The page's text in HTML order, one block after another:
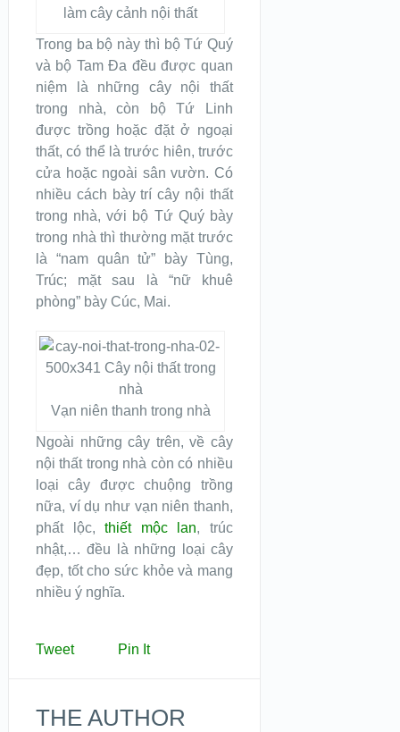
làm cây cảnh nội thất
Trong ba bộ này thì bộ Tứ Quý
và bộ Tam Đa đều được quan
niệm là những cây nội thất
trong nhà, còn bộ Tứ Linh
được trồng hoặc đặt ở ngoại
thất, có thể là trước hiên, trước
cửa hoặc ngoài sân vườn. Có
nhiều cách bày trí cây nội thất
trong nhà, với bộ Tứ Quý bày
trong nhà thì thường mặt trước
là “nam quân tử” bày Tùng,
Trúc; mặt sau là “nữ khuê
phòng” bày Cúc, Mai.
Vạn niên thanh trong nhà
Ngoài những cây trên, về cây
nội thất trong nhà còn có nhiều
loại cây được chuộng trồng
nữa, ví dụ như vạn niên thanh,
phất lộc,thiết mộc lan, trúc
nhật,… đều là những loại cây
đẹp, tốt cho sức khỏe và mang
nhiều ý nghĩa.
Tweet Pin It
THE AUTHOR